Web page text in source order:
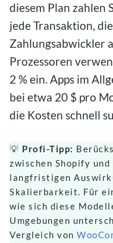
diesem Plan zahlen
jede Transaktion,
Zahlungsabwickler
Prozessoren
2 % ein. Apps im
bei etwa 20 $ pro
die Kosten schnell
💡 Profi-Tipp:
zwischen Shopify und
langfristigen
Skalierbarkeit. Für
wie sich diese
Umgebungen
Vergleich von